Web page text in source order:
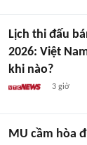
Lịch thi đấu
2026: Việt
khi nào?
3 giờ
MU cầm hòa